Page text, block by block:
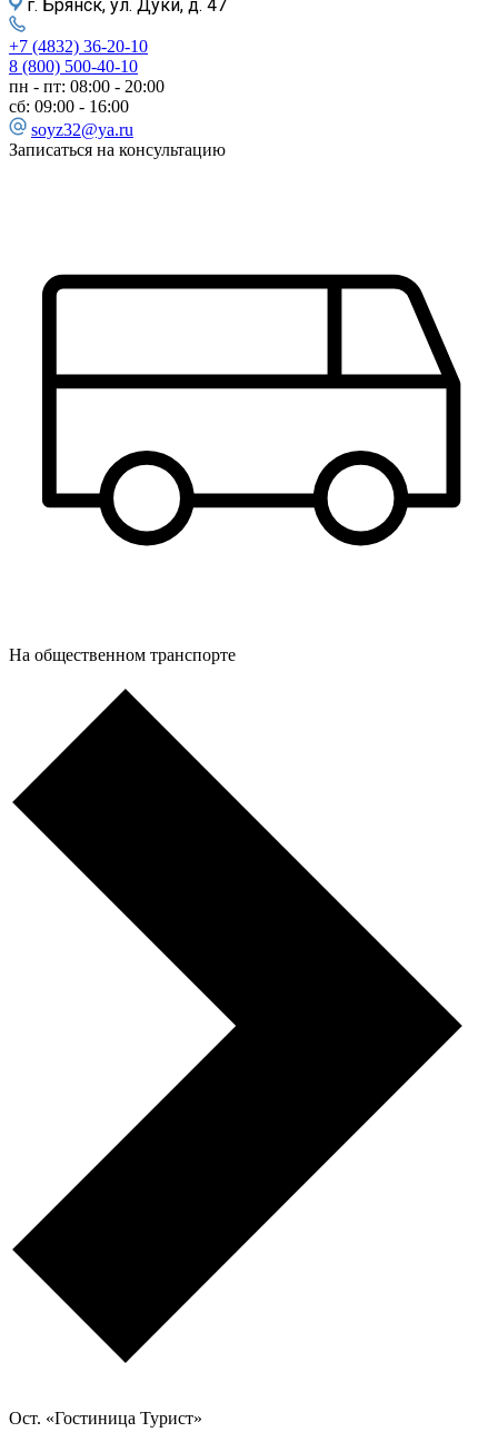
г. Брянск, ул. Дуки, д. 47
+7 (4832) 36-20-10
8 (800) 500-40-10
пн - пт: 08:00 - 20:00
сб: 09:00 - 16:00
soyz32@ya.ru
Записаться на консультацию
На общественном транспорте
Ост. «Гостиница Турист»